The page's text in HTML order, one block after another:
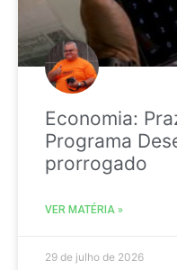
Economia:
Programa
prorrogado
VER MATÉRIA »
29 de julho de 2026